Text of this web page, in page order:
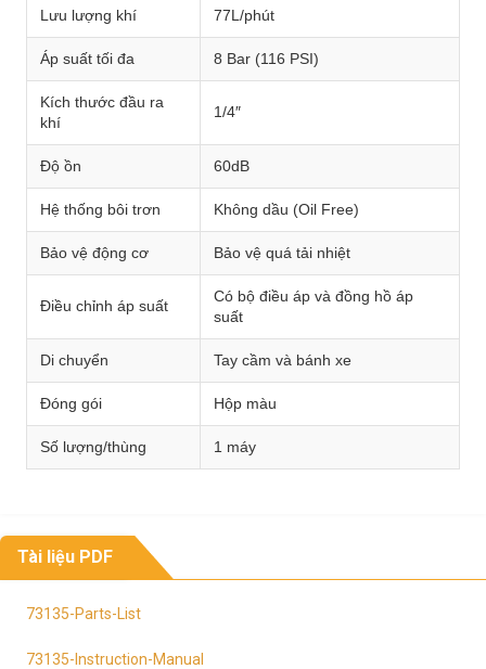
Lưu lượng khí 77L/phút
Áp suất tối đa 8 Bar (116 PSI)
Kích thước đầu ra
khí
1/4″
Độ ồn 60dB
Hệ thống bôi trơn Không dầu (Oil Free)
Bảo vệ động cơ Bảo vệ quá tải nhiệt
Điều chỉnh áp suất
Có bộ điều áp và đồng hồ áp
suất
Di chuyển Tay cầm và bánh xe
Đóng gói Hộp màu
Số lượng/thùng 1 máy
Tài liệu PDF
73135-Parts-List
73135-Instruction-Manual